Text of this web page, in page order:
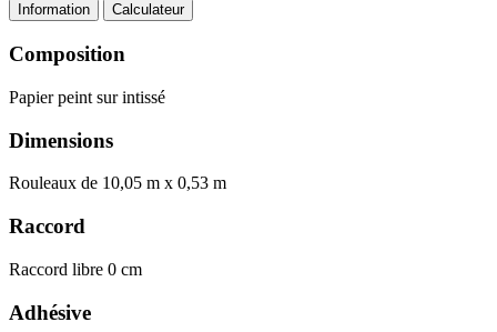
Information Calculateur
Composition
Papier peint sur intissé
Dimensions
Rouleaux de 10,05 m x 0,53 m
Raccord
Raccord libre 0 cm
Adhésive